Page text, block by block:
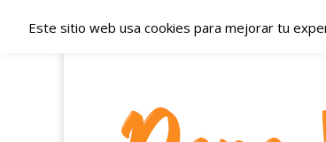
Españoles
Irlanda –
Blog dedicado a los que viven, estudian
Este sitio web usa cookies para mejorar tu